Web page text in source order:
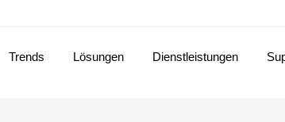
Trends Lösungen Dienstleistungen